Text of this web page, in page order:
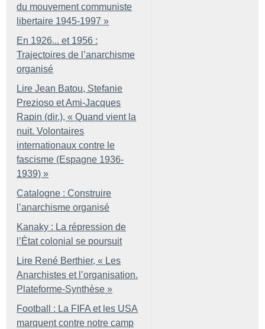
du mouvement communiste
libertaire 1945-1997 »
En 1926... et 1956 :
Trajectoires de l’anarchisme
organisé
Lire Jean Batou, Stefanie
Prezioso et Ami-Jacques
Rapin (dir.), « Quand vient la
nuit. Volontaires
internationaux contre le
fascisme (Espagne 1936-
1939) »
Catalogne : Construire
l’anarchisme organisé
Kanaky : La répression de
l’État colonial se poursuit
Lire René Berthier, « Les
Anarchistes et l’organisation.
Plateforme-Synthèse »
Football : La FIFA et les USA
marquent contre notre camp